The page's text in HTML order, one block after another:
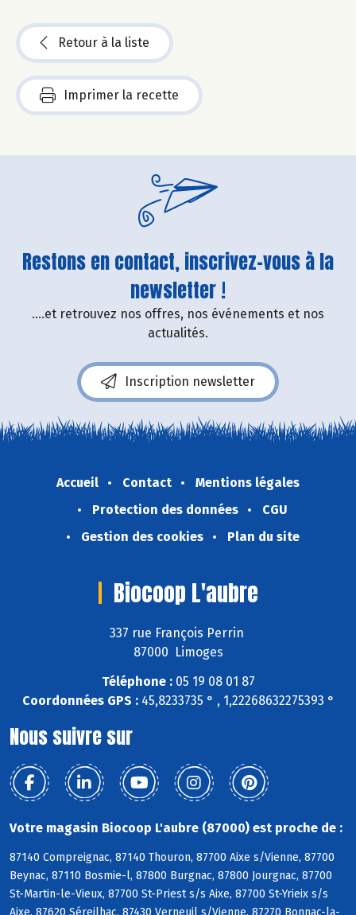
Retour à la liste
Imprimer la recette
Restons en contact, inscrivez-vous à la
newsletter !
....et retrouvez nos offres, nos événements et nos
actualités.
Inscription newsletter
Accueil Contact
Mentions légales
Protection des données
CGU
Gestion des cookies
Plan du site
Biocoop L'aubre
337 rue François Perrin
87000 Limoges
Téléphone :05 19 08 01 87
Coordonnées GPS :45,8233735 ° , 1,22268632275393 °
Nous suivre sur
Votre magasin Biocoop L'aubre (87000) est proche de :
87140 Compreignac, 87140 Thouron, 87700 Aixe s/Vienne, 87700
Beynac, 87110 Bosmie-l, 87800 Burgnac, 87800 Jourgnac, 87700
St-Martin-le-Vieux, 87700 St-Priest s/s Aixe, 87700 St-Yrieix s/s
Aixe, 87620 Séreilhac, 87430 Verneuil s/Vienne, 87270 Bonnac-la-